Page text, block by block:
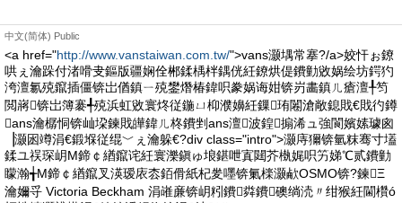
中文(简体) Public
<a href="http://www.vanstaiwan.com.tw/">vans灏堣常搴?/a>姣忓ぉ鐐
哄ぇ瀹跺付渚嗗叏鏂版疆娴佺郴鍒楀柈鍝侊紝鐐烘偍鐨勭敓娲绘坊鍔犳
洿澶氱殑鑹插僵锛岀偤鎮ㄧ殑鐢熸椿鍏呮豢娲诲姏锛岃畵鎮ㄦ瘡澶╀笉
閲嶈锛岀簿褰╃殑浜虹敓寰炵従鍦ㄩ枊濮嬶紝鏁珛闂滄敞鎴戝€戝彴鐏
ans瀹樼恫锛屾垜鍊戝皣鍏ㄦ柊鐨剉ans澶波鍠搧浠ュ強閬嬪嫊璩囪
▕灏囦竴涓€鍛堢従绲﹀ぇ瀹躲€?div class="intro">灏庤獮锛氫粖骞寸壒
鍒ユ祦琛岄Μ鍗￠緧鑹诧紝寰濼鎭ゅ埌鍖呭寘閮芥槸娓呮竻娣℃贰鐨勭
矇瀚╅Μ鍗￠緧鑹叉渶瑷庡枩銆傦紙杞夎嚜锛氭檪灏欳OSMO锛?鍊Ξ
瀹嬭寽 Victoria Beckham 涓嶉亷锛岄粌鐨粦鐨礇绱涜〃绀猴紝閫欑ó